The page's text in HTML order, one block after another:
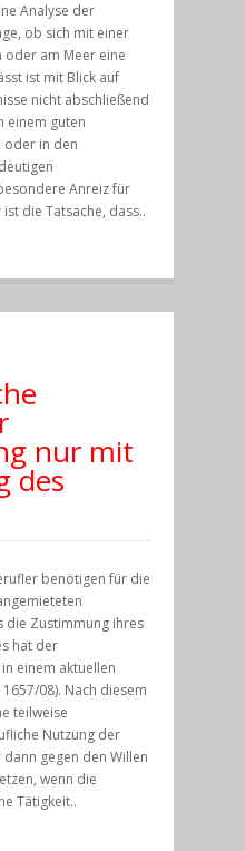
Analyse der
ob sich mit einer
am Meer eine
ist mit Blick auf
nicht abschließend
einem guten
oder in den
Anreiz für
die Tatsache, dass..
nur mit
des
benötigen für die
die Zustimmung ihres
hat der
einem aktuellen
08). Nach diesem
teilweise
Nutzung der
gegen den Willen
wenn die
Tätigkeit..